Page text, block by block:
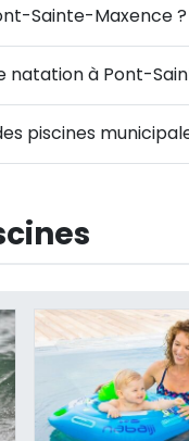
Sainte-Maxence ?
natation à Pont-
piscines